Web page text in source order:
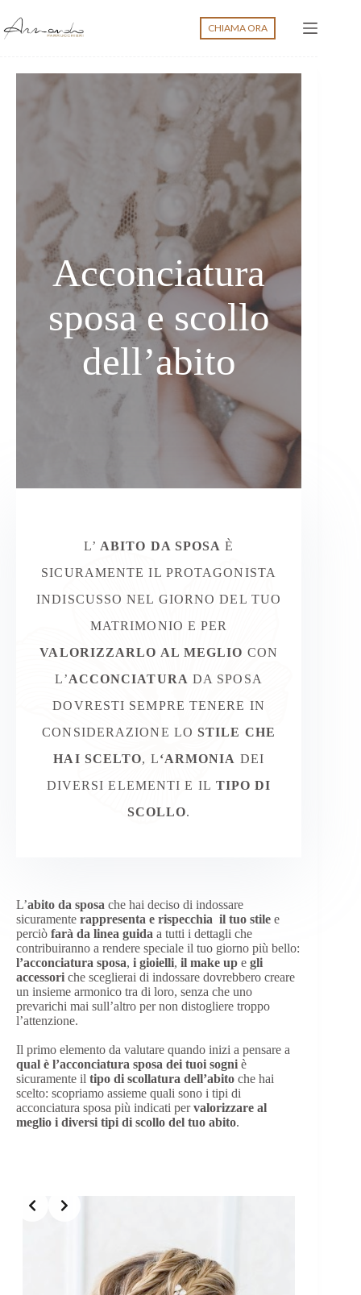
contenuto
CHIAMA ORA
Acconciatura
sposa e scollo
dell’abito
L’ ABITO DA SPOSA È
SICURAMENTE IL PROTAGONISTA
INDISCUSSO NEL GIORNO DEL TUO
MATRIMONIO E PER
VALORIZZARLO AL MEGLIO CON
L’ACCONCIATURA DA SPOSA
DOVRESTI SEMPRE TENERE IN
CONSIDERAZIONE LO STILE CHE
HAI SCELTO, L‘ARMONIA DEI
DIVERSI ELEMENTI E IL TIPO DI
SCOLLO.
L’abito da sposa che hai deciso di indossare
sicuramente rappresenta e rispecchia il tuo stile e
perciò farà da linea guida a tutti i dettagli che
contribuiranno a rendere speciale il tuo giorno più bello:
l’acconciatura sposa, i gioielli, il make up e gli
accessori che sceglierai di indossare dovrebbero creare
un insieme armonico tra di loro, senza che uno
prevarichi mai sull’altro per non distogliere troppo
l’attenzione.
Il primo elemento da valutare quando inizi a pensare a
qual è l’acconciatura sposa dei tuoi sogni è
sicuramente il tipo di scollatura dell’abito che hai
scelto: scopriamo assieme quali sono i tipi di
acconciatura sposa più indicati pervalorizzare al
meglio i diversi tipi di scollo del tuo abito.